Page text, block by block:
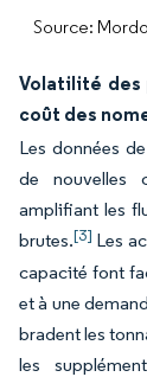
Source:
Volatilité des
coût des
Les données
de nouvelles
amplifiant les
brutes.[3] Les
capacité font
et à une
bradent les
les